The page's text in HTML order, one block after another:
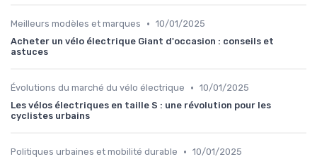
Meilleurs modèles et marques • 10/01/2025
Acheter un vélo électrique Giant d'occasion : conseils et
astuces
Évolutions du marché du vélo électrique • 10/01/2025
Les vélos électriques en taille S : une révolution pour les
cyclistes urbains
Politiques urbaines et mobilité durable • 10/01/2025